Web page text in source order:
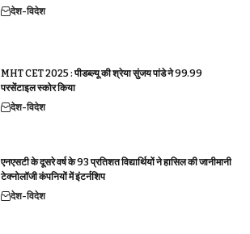
देश-विदेश
MHT CET 2025 : पीडब्ल्यू की श्रेया सुंजय पांडे ने 99.99
परसेंटाइल स्कोर किया
देश-विदेश
एनएसटी के दूसरे वर्ष के 93 प्रतिशत विद्यार्थियों ने हासिल की जानीमानी
टेक्नोलॉजी कंपनियों में इंटर्नशिप
देश-विदेश